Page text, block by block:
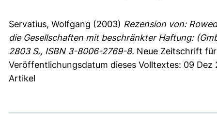
Servatius, Wolfgang (2003) Rezension von:
die Gesellschaften mit beschränkter Haftung:
2803 S., ISBN 3-8006-2769-8. Neue Zeitschrift
Veröffentlichungsdatum dieses Volltextes: 09 Dez
Artikel